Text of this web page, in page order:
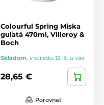
Colourful Spring Miska
guľatá 470ml, Villeroy &
Boch
Skladom, v stredu 12. 8. u vás
28,65 €
Porovnať